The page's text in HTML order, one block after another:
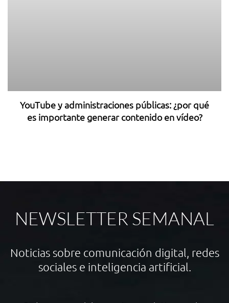
YouTube y administraciones públicas: ¿por qué
es importante generar contenido en vídeo?
NEWSLETTER SEMANAL
Noticias sobre comunicación digital, redes
sociales e inteligencia artificial.